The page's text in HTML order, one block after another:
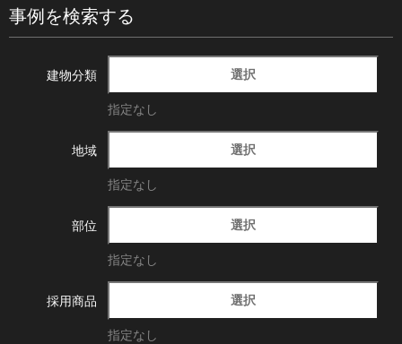
事例を検索する
建物分類 選択
指定なし
地域 選択
指定なし
部位 選択
指定なし
採用商品 選択
指定なし